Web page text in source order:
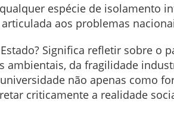
espécie de isolamento
aos problemas
Significa refletir sobre o
ambientais, da fragilidade
não apenas como
criticamente a realidade